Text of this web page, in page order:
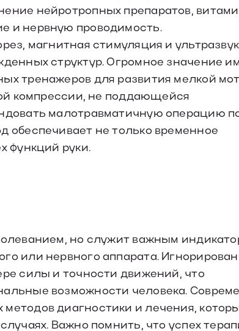
нейротропных препаратов,
и нервную проводимость.
магнитная стимуляция и
структур. Огромное значение
тренажеров для развития мелкой
компрессии, не поддающейся
малотравматичную операцию
обеспечивает не только временное
функций руки.
но служит важным
или нервного аппарата.
силы и точности движений, что
возможности человека.
диагностики и лечения,
Важно помнить, что успех